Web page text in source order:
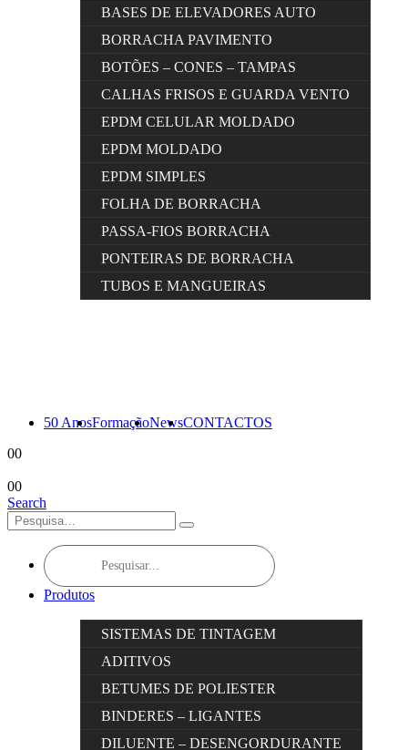
BASES DE ELEVADORES AUTO
BORRACHA PAVIMENTO
BOTÕES – CONES – TAMPAS
CALHAS FRISOS E GUARDA VENTO
EPDM CELULAR MOLDADO
EPDM MOLDADO
EPDM SIMPLES
FOLHA DE BORRACHA
PASSA-FIOS BORRACHA
PONTEIRAS DE BORRACHA
TUBOS E MANGUEIRAS
50 AnosFormaçãoNewsCONTACTOS
00
00
Search
Products
search
Produtos
SISTEMAS DE TINTAGEM
ADITIVOS
BETUMES DE POLIESTER
BINDERES – LIGANTES
DILUENTE – DESENGORDURANTE